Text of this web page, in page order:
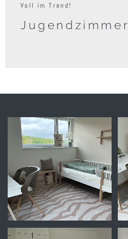
Voll im Trend!
Jugendzimmer